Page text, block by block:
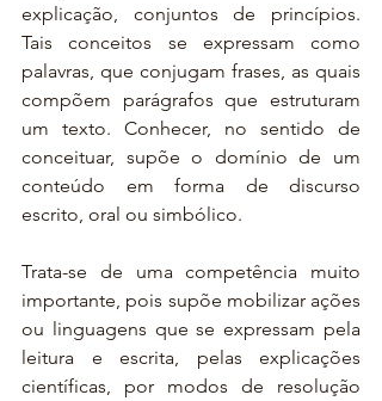
explicação, conjuntos de princípios.
Tais conceitos se expressam como
palavras, que conjugam frases, as quais
compõem parágrafos que estruturam
um texto. Conhecer, no sentido de
conceituar, supõe o domínio de um
conteúdo em forma de discurso
escrito, oral ou simbólico.
Trata-se de uma competência muito
importante, pois supõe mobilizar ações
ou linguagens que se expressam pela
leitura e escrita, pelas explicações
científicas, por modos de resolução